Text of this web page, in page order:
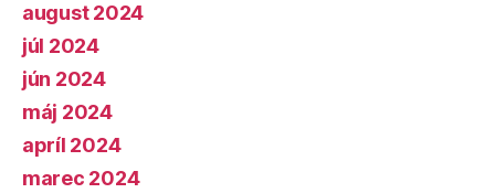
august 2024
júl 2024
jún 2024
máj 2024
apríl 2024
marec 2024